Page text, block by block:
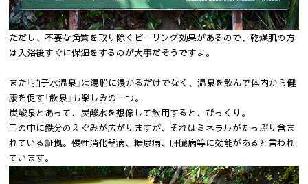
ただし、不要な角質を取り除くピーリング効果があるので、乾燥肌の方
は入浴後すぐに保湿をするのが大事だそうですよ。
また「拍子水温泉」は湯船に浸かるだけでなく、温泉を飲んで体内から健
康を促す「飲泉」も楽しみの一つ。
炭酸泉とあって、炭酸水を想像して飲用すると、びっくり。
口の中に鉄分のえぐみが広がりますが、それはミネラルがたっぷり含ま
れている証拠。慢性消化器病、糖尿病、肝臓病等に効能があると言われ
ています。